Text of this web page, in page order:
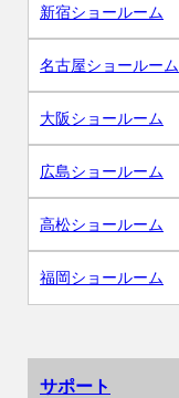
新宿ショールーム
名古屋ショールーム
大阪ショールーム
広島ショールーム
高松ショールーム
福岡ショールーム
サポート